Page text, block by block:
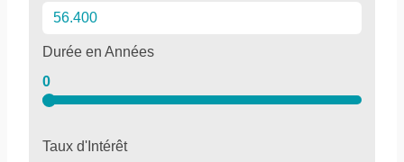
Durée en Années
0
Taux d'Intérêt